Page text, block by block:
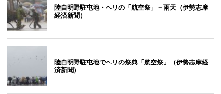
陸自明野駐屯地・ヘリの「航空祭」－雨天（伊勢志摩
経済新聞）
陸自明野駐屯地でヘリの祭典「航空祭」（伊勢志摩経
済新聞）